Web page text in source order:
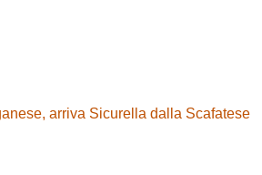
arriva Sicurella dalla Scafatese